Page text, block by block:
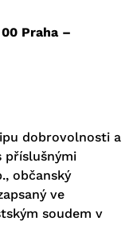
Praha –
dobrovolnosti a
příslušnými
občanský
ve
soudem v